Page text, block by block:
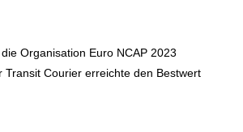
Organisation Euro NCAP 2023
Transit Courier erreichte den Bestwert